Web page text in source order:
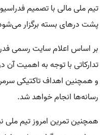
تیم ملی مالی با تصمیم
پشت درهای بسته برگزار
بر اساس اعلام سایت رسمی
تدارکاتی با توجه به اهمیت آن
و همچنین اهداف تاکتیکی
رسانه‌ها انجام خواهد شد.
همچنین تمرین امروز تیم